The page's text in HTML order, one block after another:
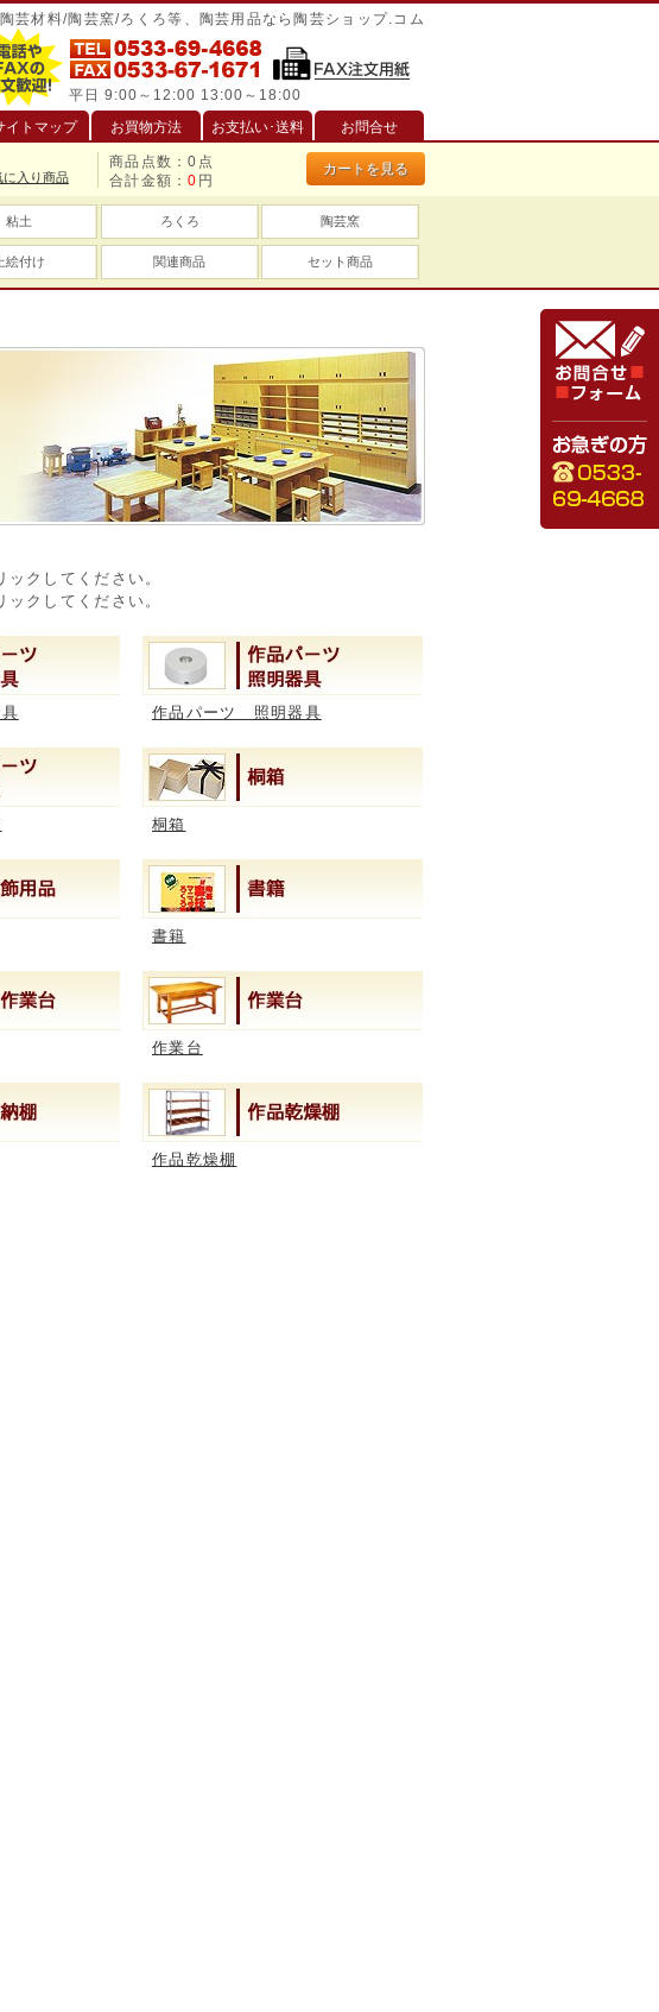
芸材料/陶芸窯/ろくろ等、陶芸用品なら陶芸ショップ.コム
平日 9:00～12:00 13:00～18:00
イトマップ お買物方法 お支払い･送料 お問合せ
に入り商品
商品点数：0 点
合計金額：0 円
カートを見る
粘土 ろくろ 陶芸窯
上絵付け 関連商品 セット商品
クしてください。
クしてください。
作品パーツ 照明器具
桐箱
書籍
作業台
作品乾燥棚